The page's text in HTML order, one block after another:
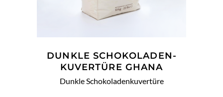
DUNKLE SCHOKOLADEN­
KUVERTÜRE GHANA
Dunkle Schokoladenkuvertüre